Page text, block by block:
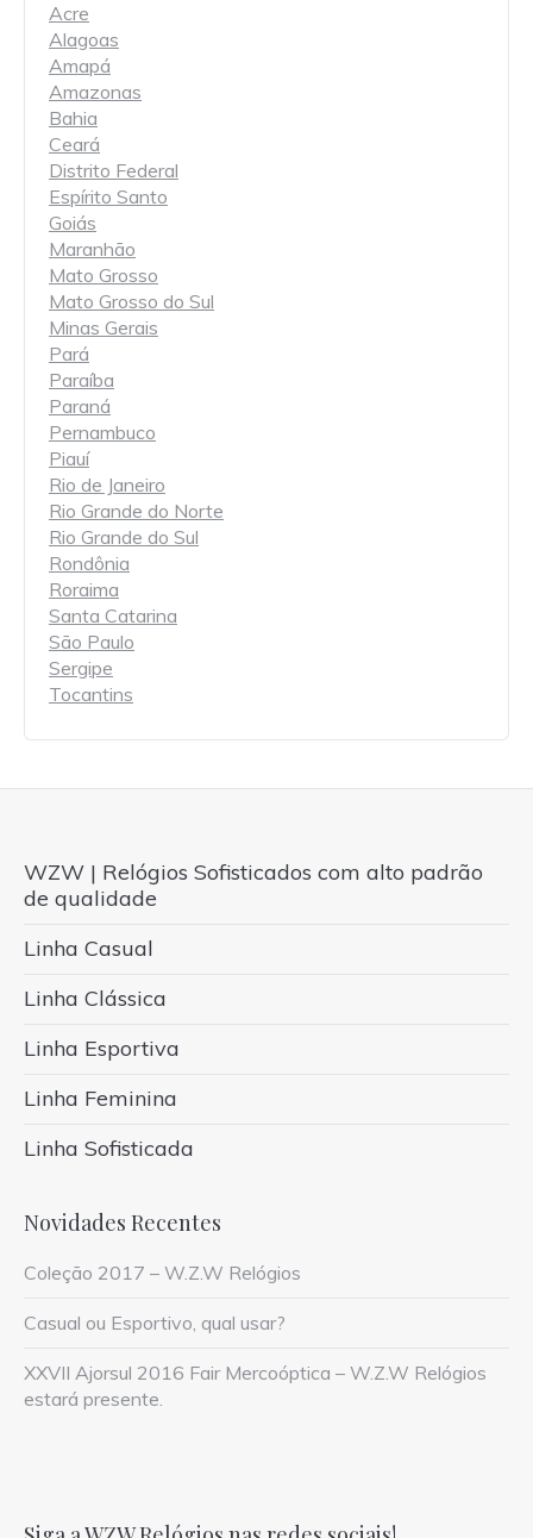
Acre
Alagoas
Amapá
Amazonas
Bahia
Ceará
Distrito Federal
Espírito Santo
Goiás
Maranhão
Mato Grosso
Mato Grosso do Sul
Minas Gerais
Pará
Paraíba
Paraná
Pernambuco
Piauí
Rio de Janeiro
Rio Grande do Norte
Rio Grande do Sul
Rondônia
Roraima
Santa Catarina
São Paulo
Sergipe
Tocantins
WZW | Relógios Sofisticados com alto padrão
de qualidade
Linha Casual
Linha Clássica
Linha Esportiva
Linha Feminina
Linha Sofisticada
Novidades Recentes
Coleção 2017 – W.Z.W Relógios
Casual ou Esportivo, qual usar?
XXVII Ajorsul 2016 Fair Mercoóptica – W.Z.W Relógios
estará presente.